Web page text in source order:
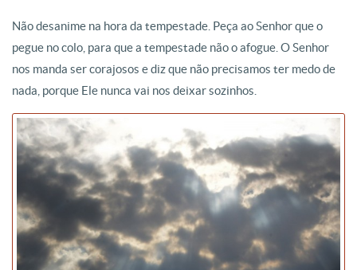
Não desanime na hora da tempestade. Peça ao Senhor que o
pegue no colo, para que a tempestade não o afogue. O Senhor
nos manda ser corajosos e diz que não precisamos ter medo de
nada, porque Ele nunca vai nos deixar sozinhos.